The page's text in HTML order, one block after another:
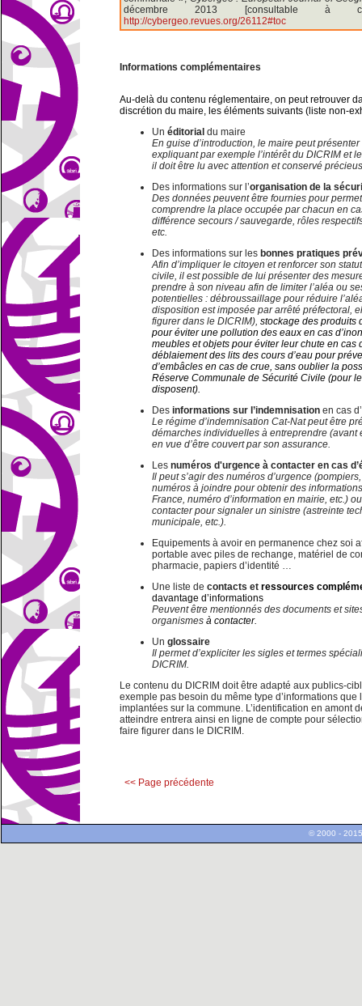
décembre 2013 [consultable à
http://cybergeo.revues.org/26112#toc
Informations complémentaires
Au-delà du contenu réglementaire, on peut retrouver
discrétion du maire, les éléments suivants (liste non-
Un éditorial du maire
En guise d’introduction, le maire peut
expliquant par exemple l’intérêt du DICRIM et
il doit être lu avec attention et conservé
Des informations sur l’organisation de la
Des données peuvent être fournies pour
comprendre la place occupée par chacun en
différence secours / sauvegarde, rôles
etc.
Des informations sur les bonnes pratiques
Afin d’impliquer le citoyen et renforcer son
civile, il est possible de lui présenter des
prendre à son niveau afin de limiter l’aléa ou
potentielles : débroussaillage pour réduire
disposition est imposée par arrêté préfectoral,
figurer dans le DICRIM), stockage des produits
pour éviter une pollution des eaux en cas
meubles et objets pour éviter leur chute en cas
déblaiement des lits des cours d’eau pour
d’embâcles en cas de crue, sans oublier la
Réserve Communale de Sécurité Civile (pour
disposent).
Des informations sur l’indemnisation en cas
Le régime d’indemnisation Cat-Nat peut être
démarches individuelles à entreprendre (avant
en vue d’être couvert par son assurance.
Les numéros d'urgence à contacter en cas
Il peut s’agir des numéros d’urgence
numéros à joindre pour obtenir des
France, numéro d’information en mairie, etc.)
contacter pour signaler un sinistre (astreinte
municipale, etc.).
Equipements à avoir en permanence chez soi
portable avec piles de rechange, matériel de
pharmacie, papiers d’identité …
Une liste de contacts et ressources
davantage d’informations
Peuvent être mentionnés des documents et
organismes à contacter.
Un glossaire
Il permet d’expliciter les sigles et termes
DICRIM.
Le contenu du DICRIM doit être adapté aux publics-
exemple pas besoin du même type d’informations que
implantées sur la commune. L’identification en amont
atteindre entrera ainsi en ligne de compte pour
faire figurer dans le DICRIM.
<< Page précédente
© 2000 -